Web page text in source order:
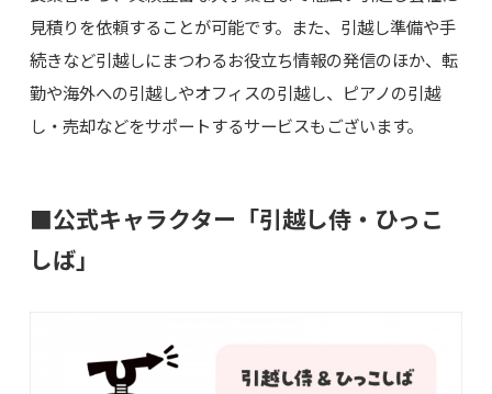
見積りを依頼することが可能です。また、引越し準備や手
続きなど引越しにまつわるお役立ち情報の発信のほか、転
勤や海外への引越しやオフィスの引越し、ピアノの引越
し・売却などをサポートするサービスもございます。
■公式キャラクター「引越し侍・ひっこ
しば」